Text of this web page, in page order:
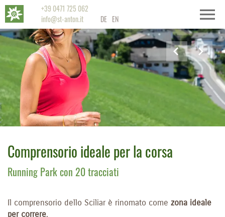
+39 0471 725 062
info@st-anton.it
DE EN
Comprensorio ideale per la corsa
Running Park con 20 tracciati
Il comprensorio dello Sciliar è rinomato come zona ideale
per correre.